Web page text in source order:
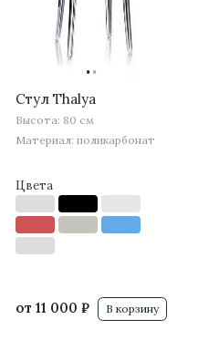
··
Стул Thalya
Высота: 80 см
Материал: поликарбонат
Цвета
от 11 000 ₽ В корзину